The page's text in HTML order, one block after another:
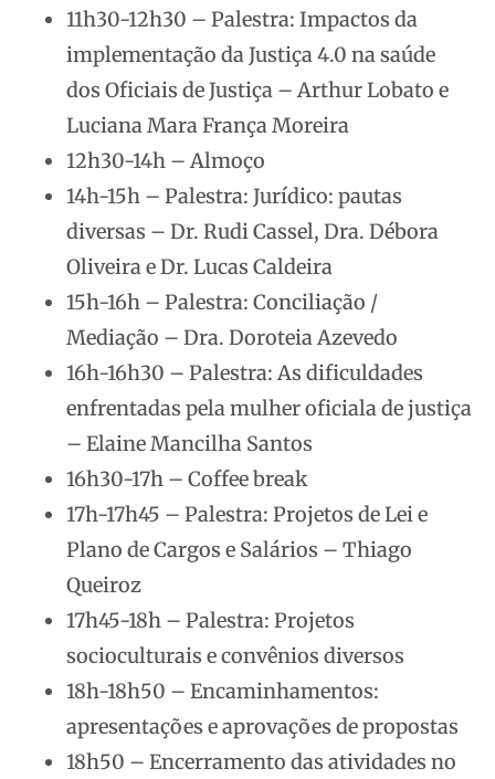
11h30-12h30 – Palestra: Impactos da
implementação da Justiça 4.0 na saúde
dos Oficiais de Justiça – Arthur Lobato e
Luciana Mara França Moreira
12h30-14h – Almoço
14h-15h – Palestra: Jurídico: pautas
diversas – Dr. Rudi Cassel, Dra. Débora
Oliveira e Dr. Lucas Caldeira
15h-16h – Palestra: Conciliação /
Mediação – Dra. Doroteia Azevedo
16h-16h30 – Palestra: As dificuldades
enfrentadas pela mulher oficiala de justiça
– Elaine Mancilha Santos
16h30-17h – Coffee break
17h-17h45 – Palestra: Projetos de Lei e
Plano de Cargos e Salários – Thiago
Queiroz
17h45-18h – Palestra: Projetos
socioculturais e convênios diversos
18h-18h50 – Encaminhamentos:
apresentações e aprovações de propostas
18h50 – Encerramento das atividades no